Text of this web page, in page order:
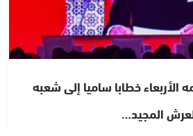
الأربعاء خطابا ساميا إلى شعبه
المجيد…